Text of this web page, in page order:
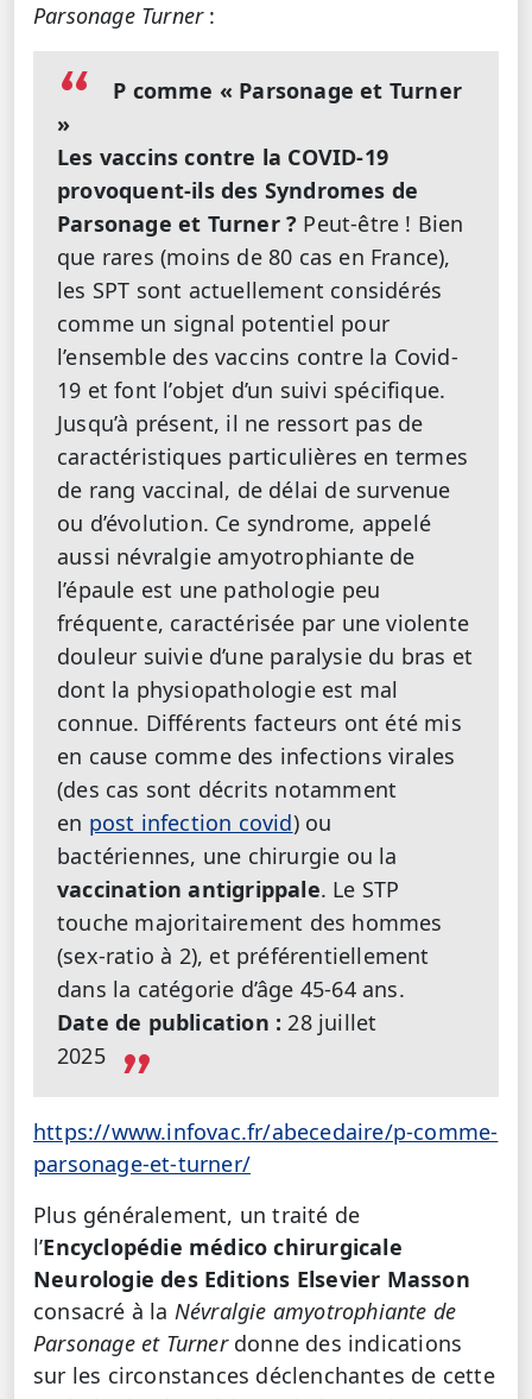
Parsonage Turner:
P comme « Parsonage et Turner
»
Les vaccins contre la COVID-19
provoquent-ils des Syndromes de
Parsonage et Turner ? Peut-être ! Bien
que rares (moins de 80 cas en France),
les SPT sont actuellement considérés
comme un signal potentiel pour
l’ensemble des vaccins contre la Covid-
19 et font l’objet d’un suivi spécifique.
Jusqu’à présent, il ne ressort pas de
caractéristiques particulières en termes
de rang vaccinal, de délai de survenue
ou d’évolution. Ce syndrome, appelé
aussi névralgie amyotrophiante de
l’épaule est une pathologie peu
fréquente, caractérisée par une violente
douleur suivie d’une paralysie du bras et
dont la physiopathologie est mal
connue. Différents facteurs ont été mis
en cause comme des infections virales
(des cas sont décrits notamment
en post infection covid) ou
bactériennes, une chirurgie ou la
vaccination antigrippale. Le STP
touche majoritairement des hommes
(sex-ratio à 2), et préférentiellement
dans la catégorie d’âge 45-64 ans.
Date de publication :28 juillet
2025
https://www.infovac.fr/abecedaire/p-comme-
parsonage-et-turner/
Plus généralement, un traité de
l’Encyclopédie médico chirurgicale
Neurologie des Editions Elsevier Masson
consacré à la Névralgie amyotrophiante de
Parsonage et Turnerdonne des indications
sur les circonstances déclenchantes de cette